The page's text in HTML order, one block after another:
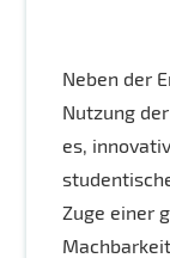
Neben der
Nutzung
es,
Zuge einer